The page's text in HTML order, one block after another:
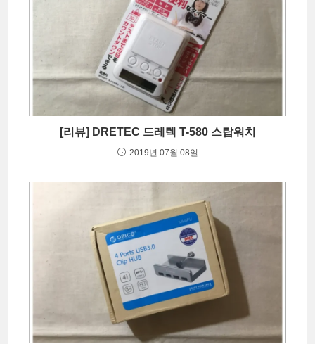
[리뷰] DRETEC 드레텍 T-580 스탑워치
2019년 07월 08일